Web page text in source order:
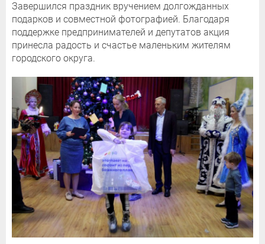
Завершился праздник вручением долгожданных
подарков и совместной фотографией. Благодаря
поддержке предпринимателей и депутатов акция
принесла радость и счастье маленьким жителям
городского округа.